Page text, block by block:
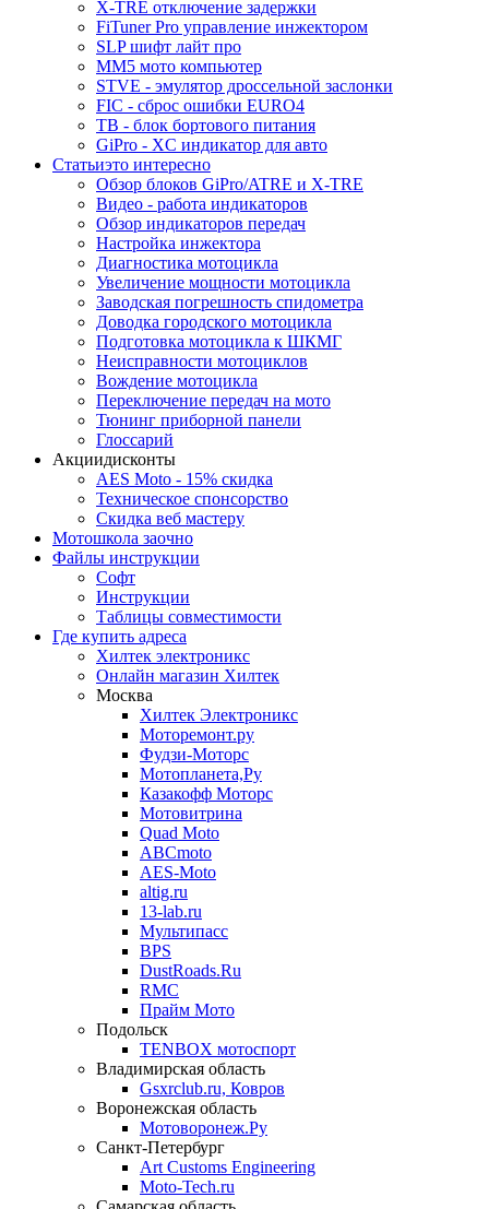
X-TRE отключение задержки
FiTuner Pro управление инжектором
SLP шифт лайт про
MM5 мото компьютер
STVE - эмулятор дроссельной заслонки
FIC - сброс ошибки EURO4
TB - блок бортового питания
GiPro - XC индикатор для авто
Статьиэто интересно
Обзор блоков GiPro/ATRE и X-TRE
Видео - работа индикаторов
Обзор индикаторов передач
Настройка инжектора
Диагноcтика мотоцикла
Увеличение мощности мотоцикла
Заводская погрешность спидометра
Доводка городского мотоцикла
Подготовка мотоцикла к ШКМГ
Неисправности мотоциклов
Вождение мотоцикла
Переключение передач на мото
Тюнинг приборной панели
Глоссарий
Акциидисконты
AES Moto - 15% скидка
Техническое спонсорство
Скидка веб мастеру
Мотошкола заочно
Файлы инструкции
Софт
Инструкции
Таблицы совместимости
Где купить адреса
Хилтек электроникс
Онлайн магазин Хилтек
Москва
Хилтек Электроникс
Моторемонт.ру
Фудзи-Моторс
Мотопланета,Ру
Казакофф Моторс
Мотовитрина
Quad Moto
ABCmoto
AES-Moto
altig.ru
13-lab.ru
Мультипасс
BPS
DustRoads.Ru
RMC
Прайм Мото
Подольск
TENBOX мотоспорт
Владимирская область
Gsxrclub.ru, Ковров
Воронежская область
Мотоворонеж.Ру
Санкт-Петербург
Art Customs Engineering
Moto-Tech.ru